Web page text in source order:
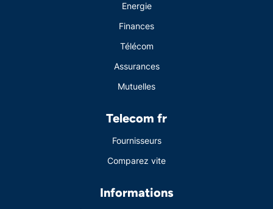
Energie
Finances
Télécom
Assurances
Mutuelles
Telecom fr
Fournisseurs
Comparez vite
Informations